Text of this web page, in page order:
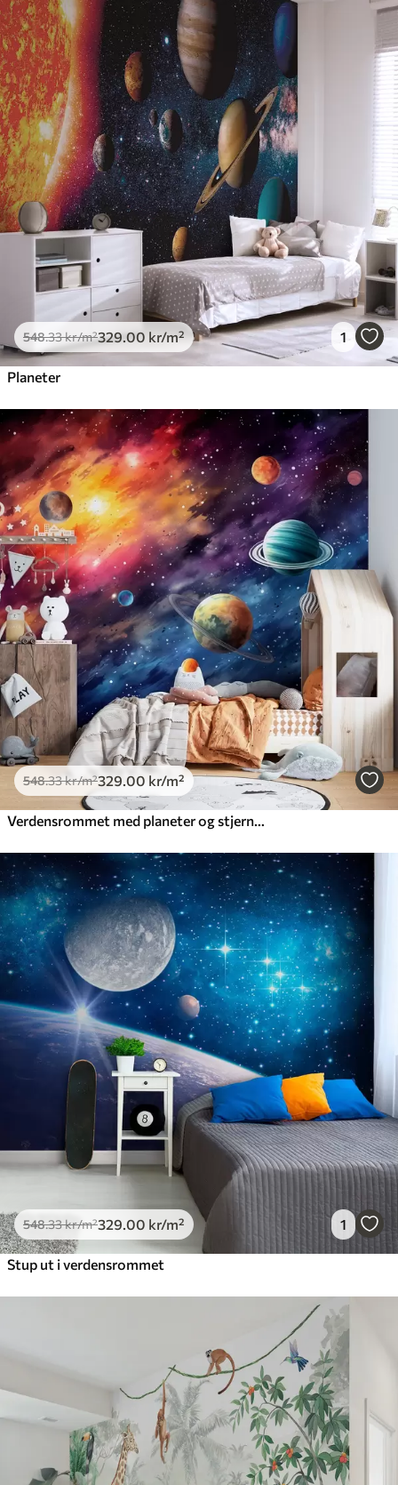
548.33kr/m²329.00 kr/m² 1
Planeter
548.33kr/m²329 .00 kr/m²
548.33kr/m²329 .00 kr/m² 1
Stup ut i verdensrommet